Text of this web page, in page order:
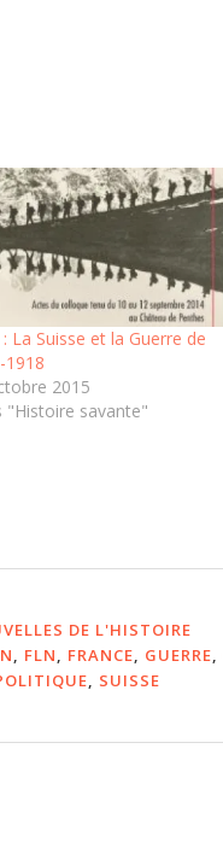
La Suisse et la Guerre de
1918
2015
"Histoire savante"
DE L'HISTOIRE
, FLN, FRANCE, GUERRE,
, SUISSE